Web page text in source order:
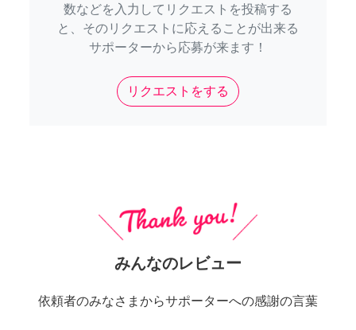
数などを入力してリクエストを投稿する
と、そのリクエストに応えることが出来る
サポーターから応募が来ます！
リクエストをする
みんなのレビュー
依頼者のみなさまからサポーターへの感謝の言葉